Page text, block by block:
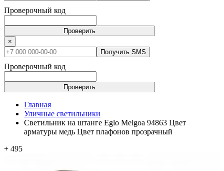
Проверочный код
Проверить
×
Получить SMS
Проверочный код
Проверить
Главная
Уличные светильники
Светильник на штанге Eglo Melgoa 94863 Цвет
арматуры медь Цвет плафонов прозрачный
+ 495